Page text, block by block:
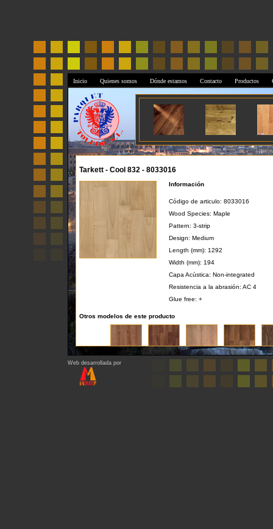
Web desarrollada por
Inicio Quienes somos Dónde estamos Contacto Productos
Tarkett - Cool 832 - 8033016
Información
Código de articulo: 8033016
Wood Species: Maple
Pattern: 3-strip
Design: Medium
Length (mm): 1292
Width (mm): 194
Capa Acústica: Non-integrated
Resistencia a la abrasión: AC 4
Glue free: +
Otros modelos de este producto